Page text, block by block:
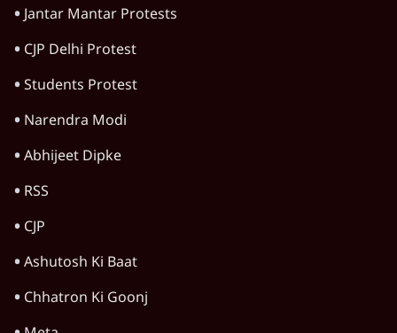
Jantar Mantar Protests
CJP Delhi Protest
Students Protest
Narendra Modi
Abhijeet Dipke
RSS
CJP
Ashutosh Ki Baat
Chhatron Ki Goonj